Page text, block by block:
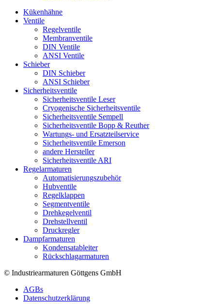
Kükenhähne
Ventile
Regelventile
Membranventile
DIN Ventile
ANSI Ventile
Schieber
DIN Schieber
ANSI Schieber
Sicherheitsventile
Sicherheitsventile Leser
Cryogenische Sicherheitsventile
Sicherheitsventile Sempell
Sicherheitsventile Bopp & Reuther
Wartungs- und Ersatzteilservice
Sicherheitsventile Emerson
andere Hersteller
Sicherheitsventile ARI
Regelarmaturen
Automatisierungszubehör
Hubventile
Regelklappen
Segmentventile
Drehkegelventil
Drehstellventil
Druckregler
Dampfarmaturen
Kondensatableiter
Rückschlagarmaturen
© Industriearmaturen Göttgens GmbH
AGBs
Datenschutzerklärung